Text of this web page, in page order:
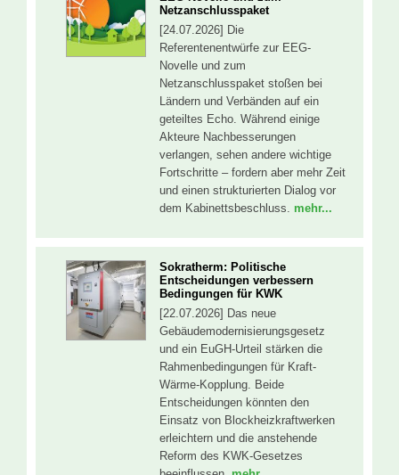
Netzanschlusspaket
[24.07.2026] Die
Referentenentwürfe zur EEG-
Novelle und zum
Netzanschlusspaket stoßen bei
Ländern und Verbänden auf ein
geteiltes Echo. Während einige
Akteure Nachbesserungen
verlangen, sehen andere wichtige
Fortschritte – fordern aber mehr Zeit
und einen strukturierten Dialog vor
dem Kabinettsbeschluss. mehr...
Sokratherm: Politische
Entscheidungen verbessern
Bedingungen für KWK
[22.07.2026] Das neue
Gebäudemodernisierungsgesetz
und ein EuGH-Urteil stärken die
Rahmenbedingungen für Kraft-
Wärme-Kopplung. Beide
Entscheidungen könnten den
Einsatz von Blockheizkraftwerken
erleichtern und die anstehende
Reform des KWK-Gesetzes